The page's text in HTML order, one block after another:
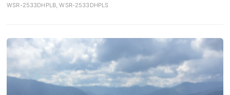
WSR-2533DHPLB, WSR-2533DHPLS